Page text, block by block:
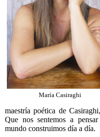
María Casiraghi
maestría poética de
Que nos sentemos a
mundo construimos día a día.